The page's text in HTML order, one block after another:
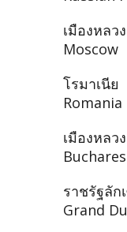
เมืองหลว
Moscow
โรมาเนีย
Romania
เมืองหลว
ราชรัฐลัก
Grand